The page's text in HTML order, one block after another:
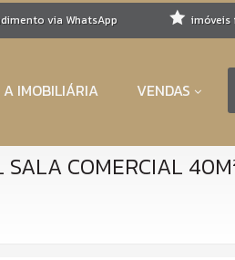
via WhatsApp imóveis
A IMOBILIÁRIA VENDAS
SALA COMERCIAL